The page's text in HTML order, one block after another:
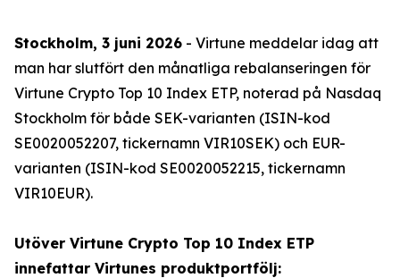
Stockholm, 3 juni 2026 - Virtune meddelar idag att
man har slutfört den månatliga rebalanseringen för
Virtune Crypto Top 10 Index ETP, noterad på Nasdaq
Stockholm för både SEK-varianten (ISIN-kod
SE0020052207, tickernamn VIR10SEK) och EUR-
varianten (ISIN-kod SE0020052215, tickernamn
VIR10EUR).
Utöver Virtune Crypto Top 10 Index ETP
innefattar Virtunes produktportfölj: